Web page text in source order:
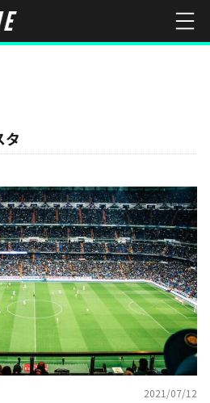
タ
2021/07/12